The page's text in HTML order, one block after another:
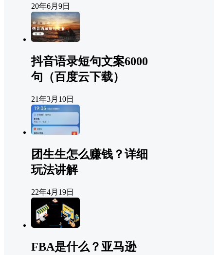
20年6月9日
抖音语录短句文案6000
句（百度云下载）
21年3月10日
团生生怎么赚钱？详细
玩法讲解
22年4月19日
FBA是什么？亚马逊